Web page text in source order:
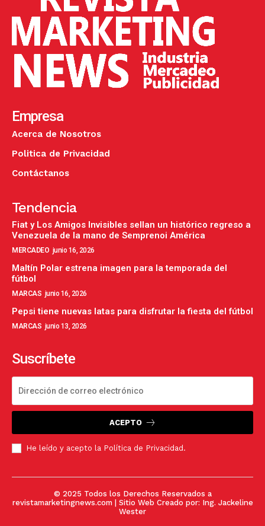
Empresa
Acerca de Nosotros
Politica de Privacidad
Contáctanos
Tendencia
Fiat y Los Amigos Invisibles sellan un histórico regreso a
Venezuela de la mano de Semprenoi América
MERCADEO junio 16, 2026
Maltín Polar estrena imagen para la temporada del
fútbol
MARCAS junio 16, 2026
Pepsi tiene nuevas latas para disfrutar la fiesta del fútbol
MARCAS junio 13, 2026
Suscríbete
ACEPTO
He leído y acepto la Política de Privacidad .
© 2025 Todos los Derechos Reservados a
revistamarketingnews.com | Sitio Web Creado por: Ing. Jackeline
Wester